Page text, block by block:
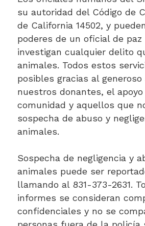
su autoridad del Código de
de California 14502, y
poderes de un oficial de
investigan cualquier delito
animales. Todos estos
posibles gracias al generoso
nuestros donantes, el
comunidad y aquellos que
sospecha de abuso y
animales.
Sospecha de negligencia y
animales puede ser
llamando al 831-373-2631.
informes se consideran
confidenciales y no se